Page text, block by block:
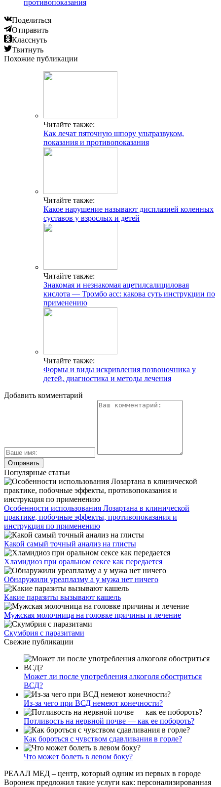
противопоказания
Поделиться
Отправить
Класснуть
Твитнуть
Похожие публикации
Читайте также:
Как лечат пяточную шпору ультразвуком,
показания и противопоказания
Читайте также:
Какое нарушение называют дисплазией коленных
суставов у взрослых и детей
Читайте также:
Знакомая и незнакомая ацетилсалициловая
кислота — Тромбо асс: какова суть инструкции по
применению
Читайте также:
Формы и виды искривления позвоночника у
детей, диагностика и методы лечения
Добавить комментарий
Популярные статьи
Особенности использования Лозартана в клинической
практике, побочные эффекты, противопоказания и
инструкция по применению
Какой самый точный анализ на глисты
Хламидиоз при оральном сексе как передается
Обнаружили уреаплазму а у мужа нет ничего
Какие паразиты вызывают кашель
Мужская молочница на головке причины и лечение
Скумбрия с паразитами
Свежие публикации
Может ли после употребления алкоголя обостриться
ВСД?
Из-за чего при ВСД немеют конечности?
Потливость на нервной почве — как ее побороть?
Как бороться с чувством сдавливания в горле?
Что может болеть в левом боку?
РЕААЛ МЕД – центр, который одним из первых в городе
Воронеж предложил такие услуги как: персонализированная